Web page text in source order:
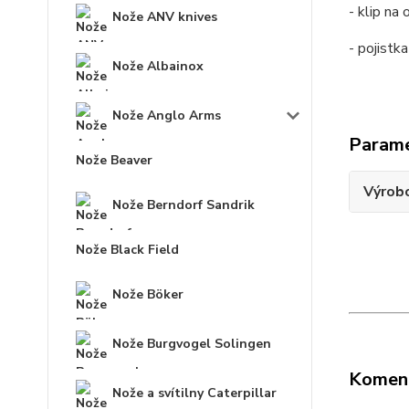
Nože ANV knives
Nože Albainox
Nože Anglo Arms
Nože Beaver
Nože Berndorf Sandrik
Nože Black Field
Nože Böker
Nože Burgvogel Solingen
Nože a svítilny Caterpillar
- klip na
- pojistka